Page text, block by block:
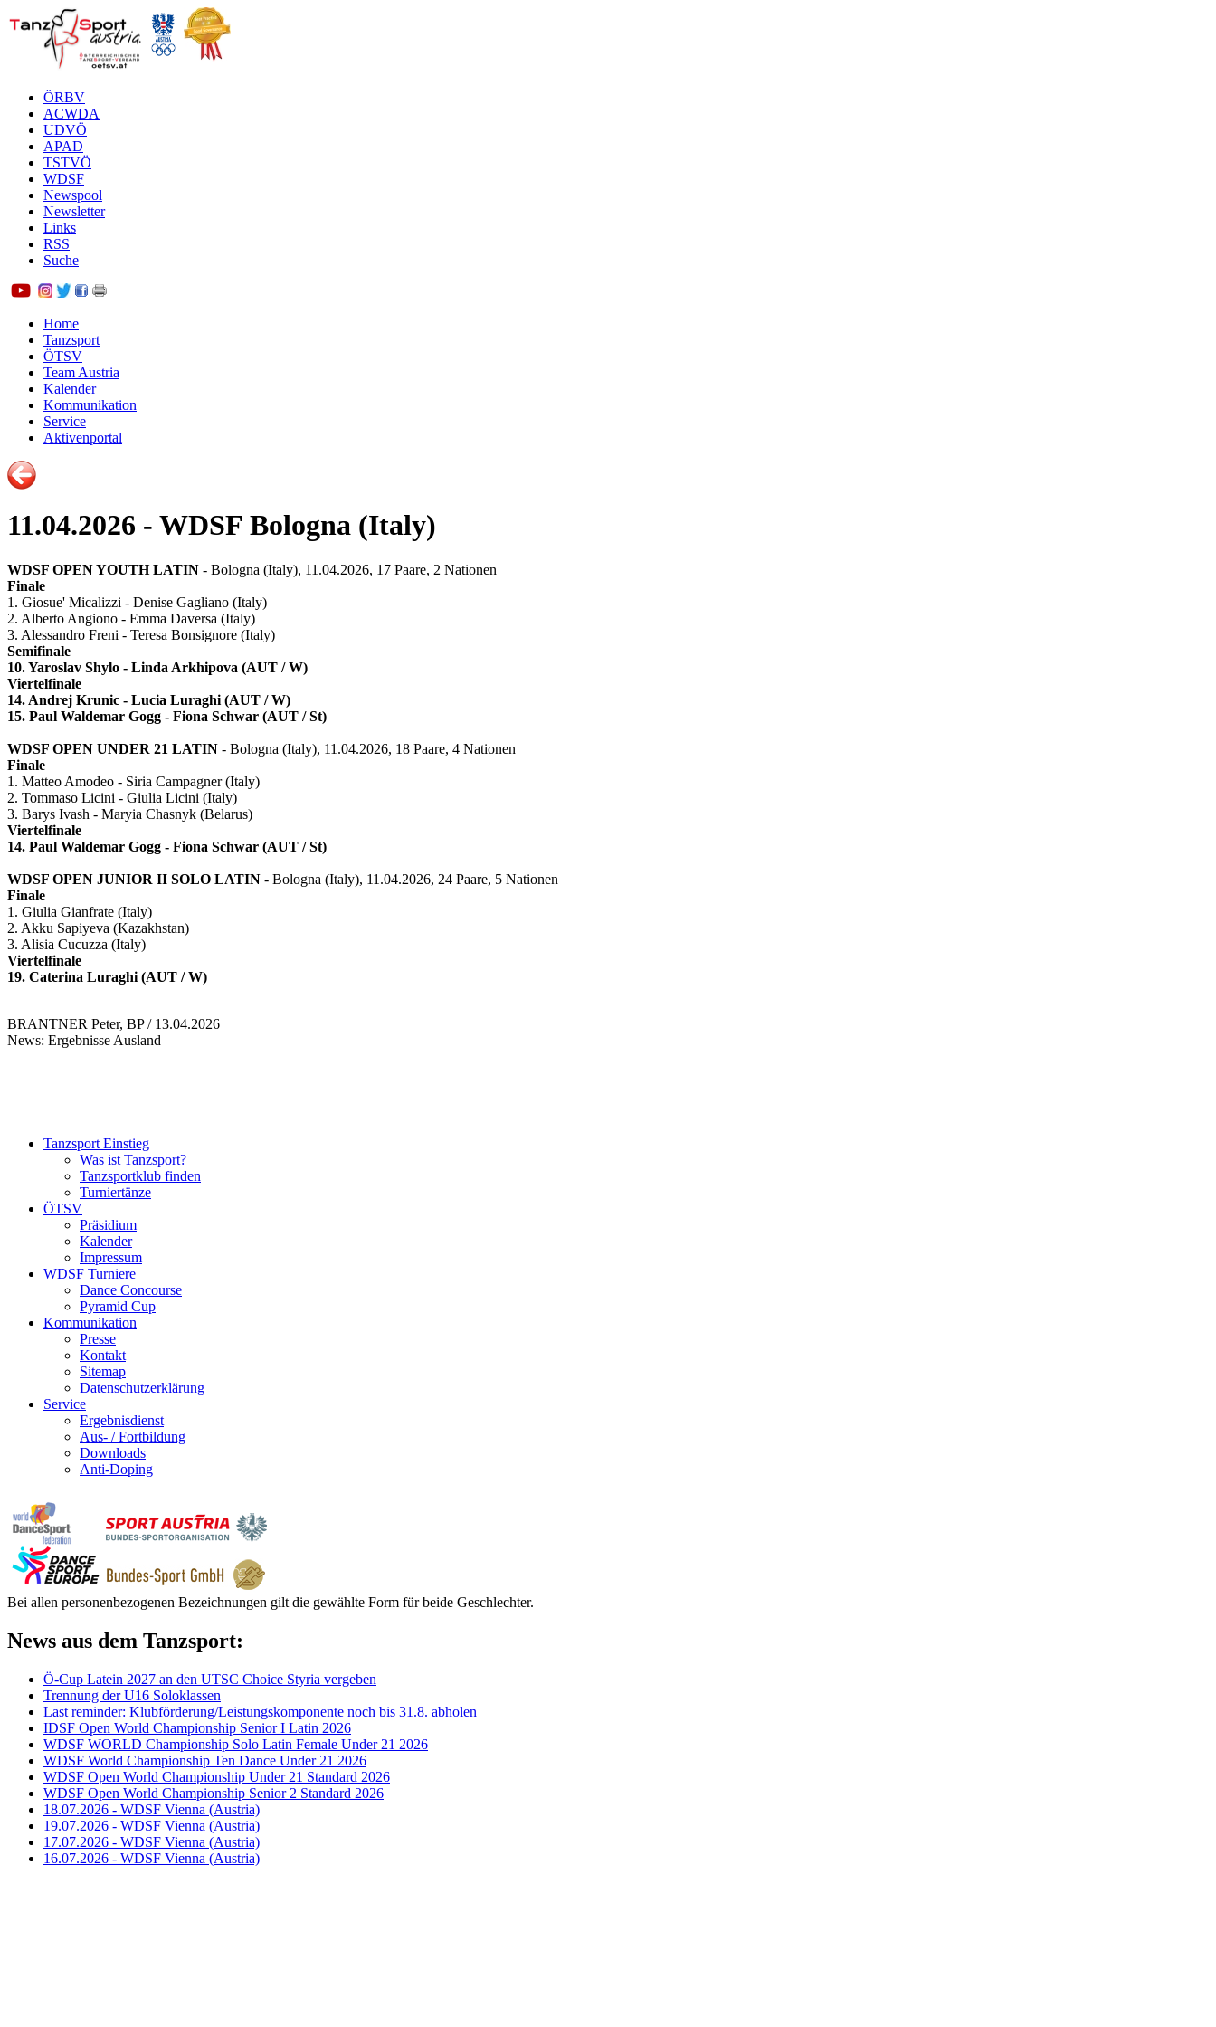
ÖRBV
ACWDA
UDVÖ
APAD
TSTVÖ
WDSF
Newspool
Newsletter
Links
RSS
Suche
Home
Tanzsport
ÖTSV
Team Austria
Kalender
Kommunikation
Service
Aktivenportal
11.04.2026 - WDSF Bologna (Italy)
WDSF OPEN YOUTH LATIN - Bologna (Italy), 11.04.2026, 17 Paare, 2 Nationen
Finale
1. Giosue' Micalizzi - Denise Gagliano (Italy)
2. Alberto Angiono - Emma Daversa (Italy)
3. Alessandro Freni - Teresa Bonsignore (Italy)
Semifinale
10. Yaroslav Shylo - Linda Arkhipova (AUT / W)
Viertelfinale
14. Andrej Krunic - Lucia Luraghi (AUT / W)
15. Paul Waldemar Gogg - Fiona Schwar (AUT / St)
WDSF OPEN UNDER 21 LATIN - Bologna (Italy), 11.04.2026, 18 Paare, 4 Nationen
Finale
1. Matteo Amodeo - Siria Campagner (Italy)
2. Tommaso Licini - Giulia Licini (Italy)
3. Barys Ivash - Maryia Chasnyk (Belarus)
Viertelfinale
14. Paul Waldemar Gogg - Fiona Schwar (AUT / St)
WDSF OPEN JUNIOR II SOLO LATIN - Bologna (Italy), 11.04.2026, 24 Paare, 5 Nationen
Finale
1. Giulia Gianfrate (Italy)
2. Akku Sapiyeva (Kazakhstan)
3. Alisia Cucuzza (Italy)
Viertelfinale
19. Caterina Luraghi (AUT / W)
BRANTNER Peter, BP / 13.04.2026
News: Ergebnisse Ausland
Tanzsport Einstieg
Was ist Tanzsport?
Tanzsportklub finden
Turniertänze
ÖTSV
Präsidium
Kalender
Impressum
WDSF Turniere
Dance Concourse
Pyramid Cup
Kommunikation
Presse
Kontakt
Sitemap
Datenschutzerklärung
Service
Ergebnisdienst
Aus- / Fortbildung
Downloads
Anti-Doping
Bei allen personenbezogenen Bezeichnungen gilt die gewählte Form für beide Geschlechter.
News aus dem Tanzsport:
Ö-Cup Latein 2027 an den UTSC Choice Styria vergeben
Trennung der U16 Soloklassen
Last reminder: Klubförderung/Leistungskomponente noch bis 31.8. abholen
IDSF Open World Championship Senior I Latin 2026
WDSF WORLD Championship Solo Latin Female Under 21 2026
WDSF World Championship Ten Dance Under 21 2026
WDSF Open World Championship Under 21 Standard 2026
WDSF Open World Championship Senior 2 Standard 2026
18.07.2026 - WDSF Vienna (Austria)
19.07.2026 - WDSF Vienna (Austria)
17.07.2026 - WDSF Vienna (Austria)
16.07.2026 - WDSF Vienna (Austria)